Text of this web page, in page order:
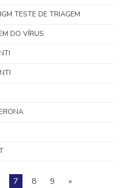
TESTE DE TRIAGEM
DO VÍRUS
7 8 9 »